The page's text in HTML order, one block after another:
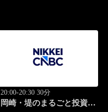
20:00-20:30 30分
岡崎・堤のまるごと投資道